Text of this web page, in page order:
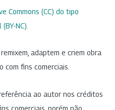
Commons (CC) do tipo
NC)
adaptem e criem obra
com fins comerciais.
ao autor nos créditos
comerciais, porém não